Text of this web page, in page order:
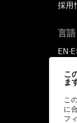
こ
ま
こ
に
フ
採用
言語
EN ▪